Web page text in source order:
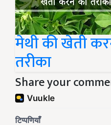
मेथी की खेती
तरीका
Share your